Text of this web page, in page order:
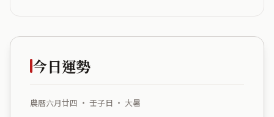
今日運勢
農曆六月廿四 ・ 壬子日 ・ 大暑